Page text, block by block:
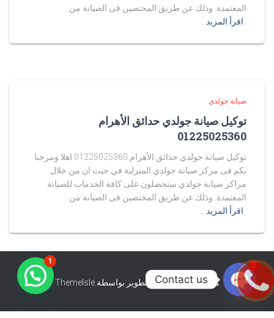
المعتمدة. وذلك عن طريق المختصين فى الصيانة من
اقرأ المزيد…
صيانة جولدى
توكيل صيانة جولدي حدائق الأهرام
01225025360
توكيل صيانة جولدي حدائق الأهرام 01225025360 اهلا ومرحبا
بكم فى مركز صيانة جولدي المنزلية في حيث ان من خلال
مراكز صيانة جولدي ستحصلون على كافة الخدمات للصيانة
المعتمدة. وذلك عن طريق المختصين فى الصيانة من
اقرأ المزيد…
هستيا (Hestia) | تّم التطوير بواسطة ThemeIsle
1
Contact us
2